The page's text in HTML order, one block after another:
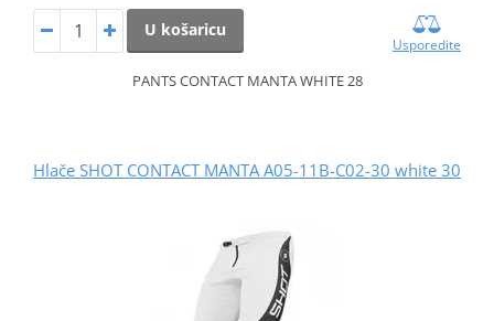
U košaricu
Usporedite
PANTS CONTACT MANTA WHITE 28
Hlače SHOT CONTACT MANTA A05-11B-C02-30 white 30